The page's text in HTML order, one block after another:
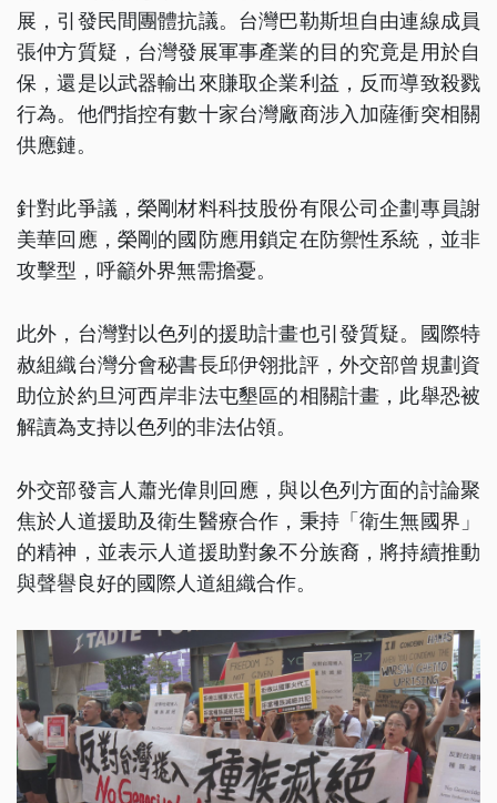
展，引發民間團體抗議。台灣巴勒斯坦自由連線成員
張仲方質疑，台灣發展軍事產業的目的究竟是用於自
保，還是以武器輸出來賺取企業利益，反而導致殺戮
行為。他們指控有數十家台灣廠商涉入加薩衝突相關
供應鏈。
針對此爭議，榮剛材料科技股份有限公司企劃專員謝
美華回應，榮剛的國防應用鎖定在防禦性系統，並非
攻擊型，呼籲外界無需擔憂。
此外，台灣對以色列的援助計畫也引發質疑。國際特
赦組織台灣分會秘書長邱伊翎批評，外交部曾規劃資
助位於約旦河西岸非法屯墾區的相關計畫，此舉恐被
解讀為支持以色列的非法佔領。
外交部發言人蕭光偉則回應，與以色列方面的討論聚
焦於人道援助及衛生醫療合作，秉持「衛生無國界」
的精神，並表示人道援助對象不分族裔，將持續推動
與聲譽良好的國際人道組織合作。